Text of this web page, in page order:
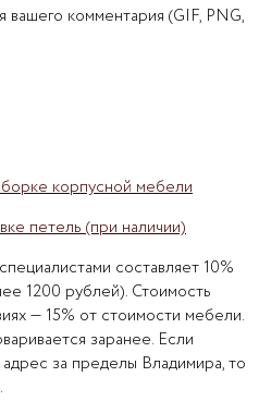
комментария (GIF, PNG,
корпусной мебели
петель (при наличии)
составляет 10%
1200 рублей). Стоимость
— 15% от стоимости мебели.
заранее. Если
за пределы Владимира, то